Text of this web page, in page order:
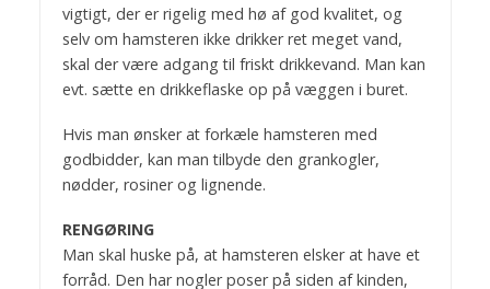
vigtigt, der er rigelig med hø af god kvalitet, og
selv om hamsteren ikke drikker ret meget vand,
skal der være adgang til friskt drikkevand. Man kan
evt. sætte en drikkeflaske op på væggen i buret.
Hvis man ønsker at forkæle hamsteren med
godbidder, kan man tilbyde den grankogler,
nødder, rosiner og lignende.
RENGØRING
Man skal huske på, at hamsteren elsker at have et
forråd. Den har nogler poser på siden af kinden,